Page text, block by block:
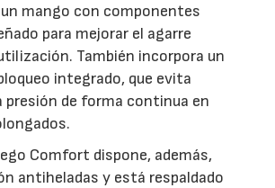
mango con componentes
para mejorar el agarre
También incorpora un
integrado, que evita
presión de forma continua en
Comfort dispone, además,
antiheladas y está respaldado